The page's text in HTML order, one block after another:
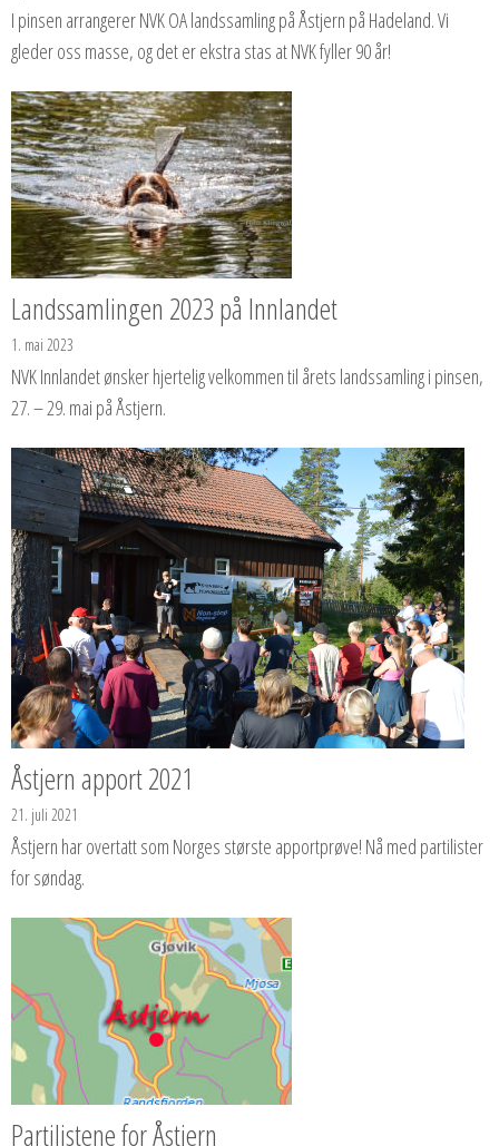
I pinsen arrangerer NVK OA landssamling på Åstjern på Hadeland. Vi
gleder oss masse, og det er ekstra stas at NVK fyller 90 år!
Landssamlingen 2023 på Innlandet
1. mai 2023
NVK Innlandet ønsker hjertelig velkommen til årets landssamling i pinsen,
27. – 29. mai på Åstjern.
Åstjern apport 2021
21. juli 2021
Åstjern har overtatt som Norges største apportprøve! Nå med partilister
for søndag.
Partilistene for Åstjern